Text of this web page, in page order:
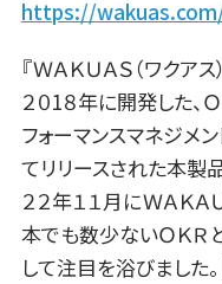
https://
『ＷＡＫＵＡＳ（ワクア
２０1８年に開発した
フォーマンスマネジメ
てリリースされた本製
２２年１１月にＷＡＫＡ
本でも数少ないＯＫＲ
して注目を浴びました